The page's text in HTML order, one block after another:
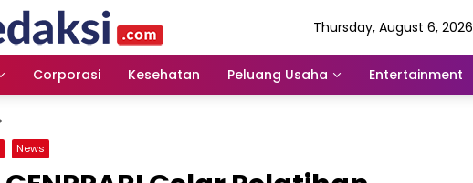
Thursday, August 6, 2026
Corporasi Kesehatan Peluang Usaha Entertainment
News